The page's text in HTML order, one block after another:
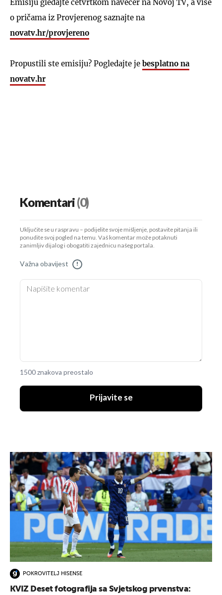
Emisiju gledajte četvrtkom navečer na Novoj TV, a više
o pričama iz Provjerenog saznajte na
novatv.hr/provjereno
Propustili ste emisiju? Pogledajte je besplatno na
novatv.hr
Komentari(0)
Uključite se u raspravu – podijelite svoje mišljenje, postavite pitanja ili
ponudite svoj pogled na temu. Vaš komentar može potaknuti
zanimljiv dijalog i obogatiti zajednicu našeg portala.
Važna obavijest !
1500 znakova preostalo
Prijavite se
POKROVITELJ HISENSE
KVIZ Deset fotografija sa Svjetskog prvenstva:
UKLJUČITE NOTIFIKACIJE